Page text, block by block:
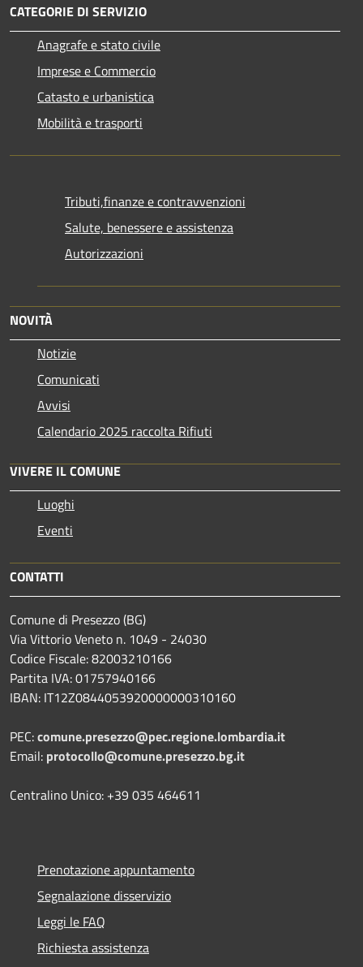
CATEGORIE DI SERVIZIO
Anagrafe e stato civile
Imprese e Commercio
Catasto e urbanistica
Mobilità e trasporti
Tributi,finanze e contravvenzioni
Salute, benessere e assistenza
Autorizzazioni
NOVITÀ
Notizie
Comunicati
Avvisi
Calendario 2025 raccolta Rifiuti
VIVERE IL COMUNE
Luoghi
Eventi
CONTATTI
Comune di Presezzo (BG)
Via Vittorio Veneto n. 1049 - 24030
Codice Fiscale: 82003210166
Partita IVA: 01757940166
IBAN: IT12Z0844053920000000310160
PEC:comune.presezzo@pec.regione.lombardia.it
Email: protocollo@comune.presezzo.bg.it
Centralino Unico: +39 035 464611
Prenotazione appuntamento
Segnalazione disservizio
Leggi le FAQ
Richiesta assistenza